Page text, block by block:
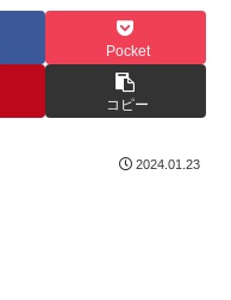
Pocket
コピー
2024.01.23